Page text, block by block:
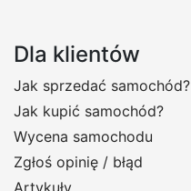
Dla klientów
Jak sprzedać samochód?
Jak kupić samochód?
Wycena samochodu
Zgłoś opinię / błąd
Artykuły